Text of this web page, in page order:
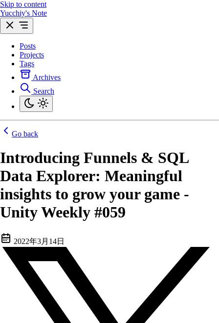
Skip to content
Yucchiy's Note
Posts
Projects
Tags
Archives
Search
Go back
Introducing Funnels & SQL
Data Explorer: Meaningful
insights to grow your game -
Unity Weekly #059
2022年3月14日